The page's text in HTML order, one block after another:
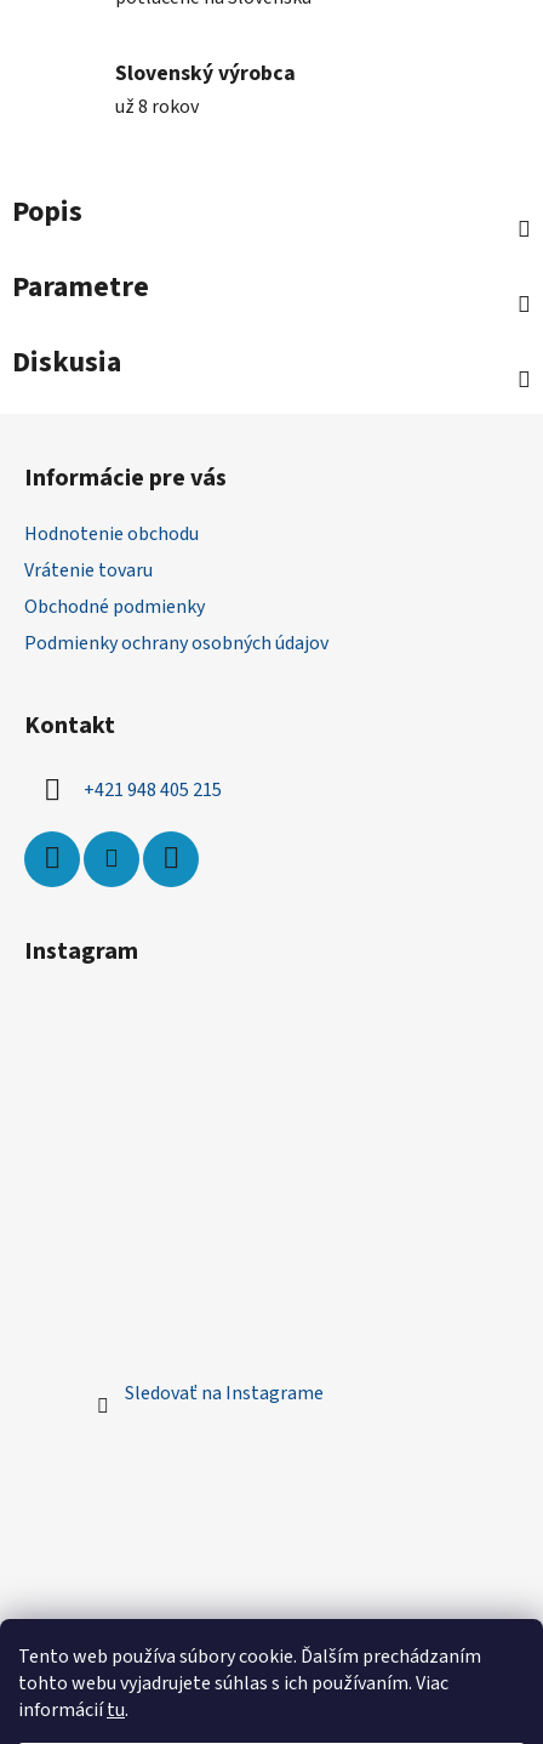
Tento web používa súbory cookie. Ďalším prechádzaním
tohto webu vyjadrujete súhlas s ich používaním. Viac
informáciítu.
Slovenský výrobca
už 8 rokov
Popis
Parametre
Diskusia
Informácie pre vás
Hodnotenie obchodu
Vrátenie tovaru
Obchodné podmienky
Podmienky ochrany osobných údajov
Kontakt
+421 948 405 215
Instagram
Sledovať na Instagrame